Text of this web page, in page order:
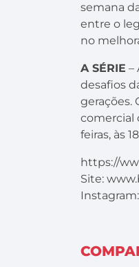
semana
entre o
no
A SÉRIE –
desafios
gerações.
comercial
feiras, às
https://
Site: